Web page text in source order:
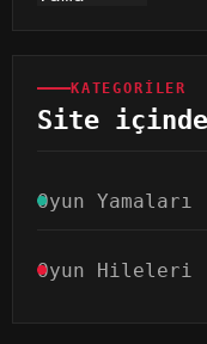
KATEGORILER
Site
Oyun Yamaları
Oyun Hileleri